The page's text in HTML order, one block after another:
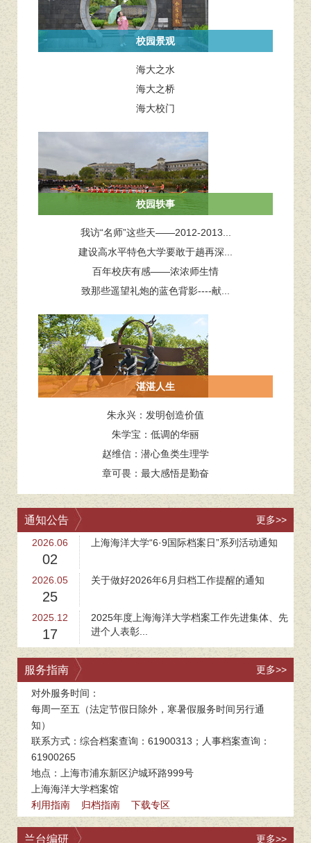
校园景观
海大之水
海大之桥
海大校门
校园轶事
我访“名师”这些天——2012-2013...
建设高水平特色大学要敢于趟再深...
百年校庆有感——浓浓师生情
致那些遥望礼炮的蓝色背影----献...
湛湛人生
朱永兴：发明创造价值
朱学宝：低调的华丽
赵维信：潜心鱼类生理学
章可畏：最大感悟是勤奋
通知公告 更多>>
2026.06
02
上海海洋大学“6·9国际档案日”系列活动通知
2026.05
25
关于做好2026年6月归档工作提醒的通知
2025.12
17
2025年度上海海洋大学档案工作先进集体、先
进个人表彰...
服务指南 更多>>
对外服务时间：
每周一至五（法定节假日除外，寒暑假服务时间另行通
知）
联系方式：综合档案查询：61900313；人事档案查询：
61900265
地点：上海市浦东新区沪城环路999号
上海海洋大学档案馆
利用指南
归档指南 下载专区
兰台编研 更多>>